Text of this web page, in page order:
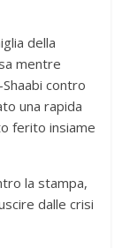
della
mentre
contro
una rapida
ferito insiame
la stampa,
dalle crisi